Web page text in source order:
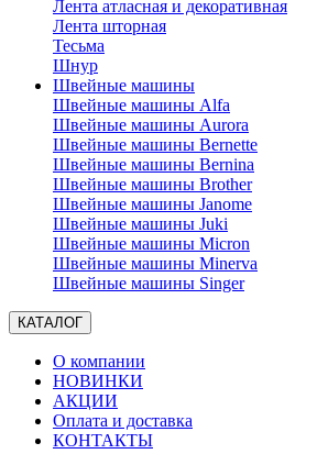
Лента aтласная и декоративная
Лента шторная
Тесьма
Шнур
Швейные машины
Швейные машины Alfa
Швейные машины Aurora
Швейные машины Bernette
Швейные машины Bernina
Швейные машины Brother
Швейные машины Janome
Швейные машины Juki
Швейные машины Micron
Швейные машины Minerva
Швейные машины Singer
КАТАЛОГ
О компании
НОВИНКИ
АКЦИИ
Оплата и доставка
КОНТАКТЫ